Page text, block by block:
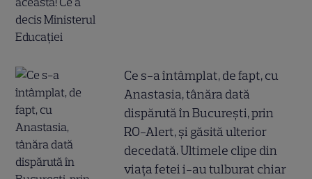
Ce s-a întâmplat, de fapt, cu
Anastasia, tânăra dată
dispărută în București, prin
RO-Alert, și găsită ulterior
decedată. Ultimele clipe din
viața fetei i-au tulburat chiar